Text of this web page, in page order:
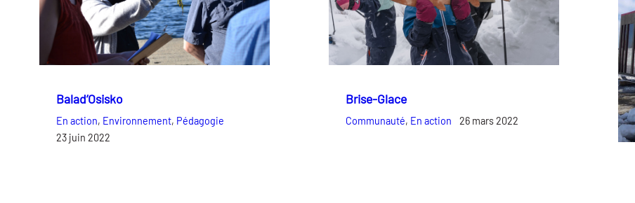
Balad’Osisko
En action, Environnement, Pédagogie
23 juin 2022
Brise-Glace
Communauté, En action 26 mars 2022